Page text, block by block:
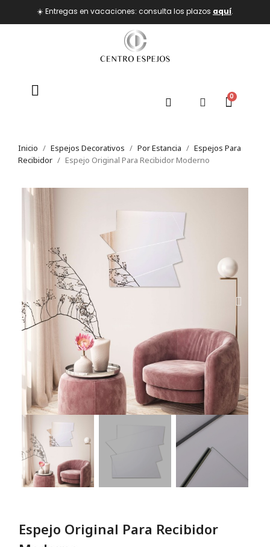
☀️ Entregas en vacaciones: consulta los plazos aquí.
Inicio Espejos Decorativos Por Estancia
Espejos Para
Recibidor
Espejo Original Para Recibidor Moderno
Espejo Original Para Recibidor